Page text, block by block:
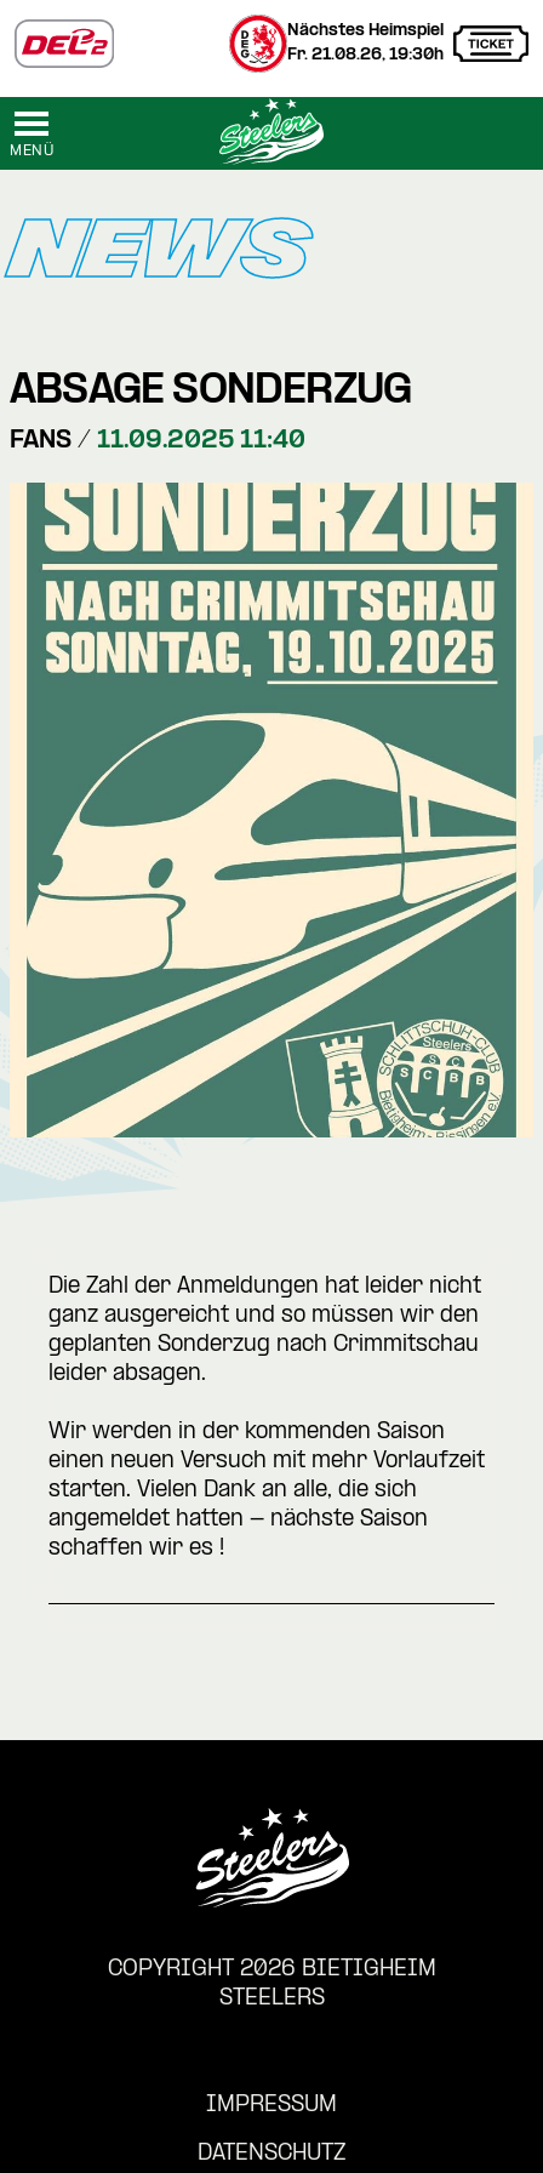
Nächstes Heimspiel
Fr. 21.08.26, 19:30h
MENÜ
NEWS
ABSAGE SONDERZUG
FANS / 11.09.2025 11:40
Die Zahl der Anmeldungen hat leider nicht
ganz ausgereicht und so müssen wir den
geplanten Sonderzug nach Crimmitschau
leider absagen.
Wir werden in der kommenden Saison
einen neuen Versuch mit mehr Vorlaufzeit
starten. Vielen Dank an alle, die sich
angemeldet hatten - nächste Saison
schaffen wir es !
COPYRIGHT 2026 BIETIGHEIM
STEELERS
IMPRESSUM
DATENSCHUTZ